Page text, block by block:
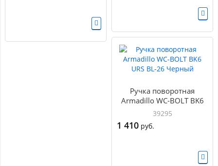
Ручка поворотная
Armadillo WC-BOLT BK6
URS BL-26 Черный
39295
1 410 руб.